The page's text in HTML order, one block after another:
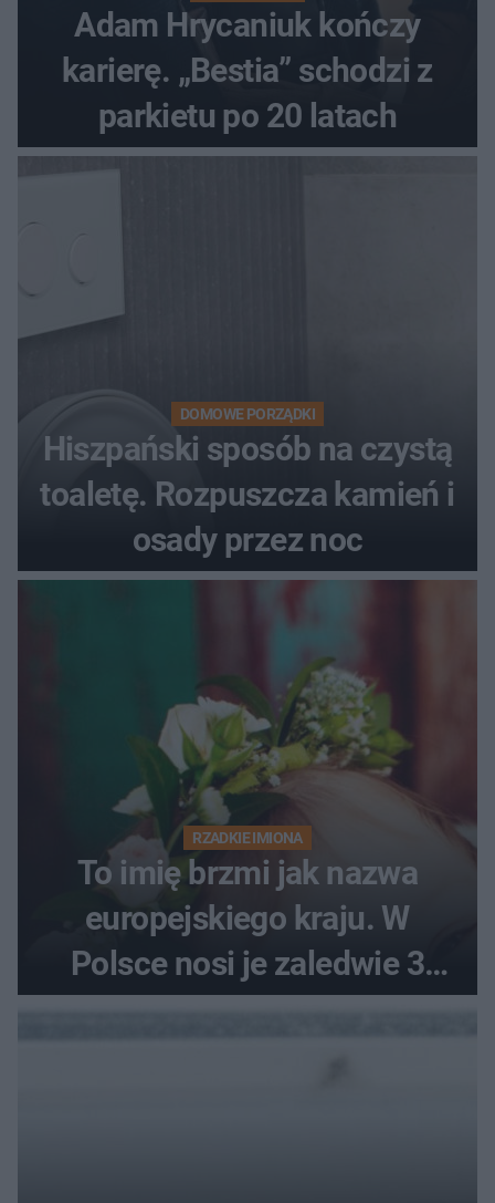
Adam Hrycaniuk kończy
karierę. „Bestia” schodzi z
parkietu po 20 latach
DOMOWE PORZĄDKI
Hiszpański sposób na czystą
toaletę. Rozpuszcza kamień i
osady przez noc
RZADKIE IMIONA
To imię brzmi jak nazwa
europejskiego kraju. W
Polsce nosi je zaledwie 3